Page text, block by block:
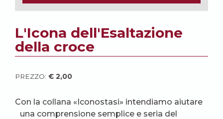
L'Icona dell'Esaltazione
della croce
PREZZO: € 2,00
Con la collana «Iconostasi» intendiamo aiutare
una comprensione semplice e seria del